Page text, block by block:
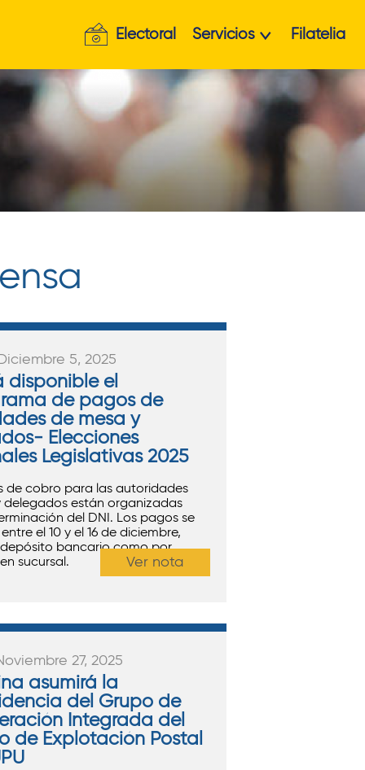
Electoral Servicios Filatelia
5, 2025
disponible el
de pagos de
de mesa y
Elecciones
Legislativas 2025
de cobro para las autoridades
delegados están organizadas
del DNI. Los pagos se
el 10 y el 16 de diciembre,
bancario como por
sucursal.
Ver nota
27, 2025
asumirá la
del Grupo de
Integrada del
de Explotación Postal